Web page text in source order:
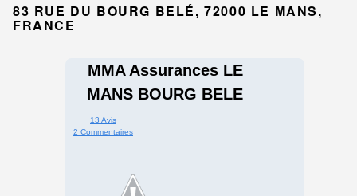
83 RUE DU BOURG BELÉ, 72000 LE MANS,
FRANCE
MMA Assurances LE
MANS BOURG BELE
13 Avis
2 Commentaires